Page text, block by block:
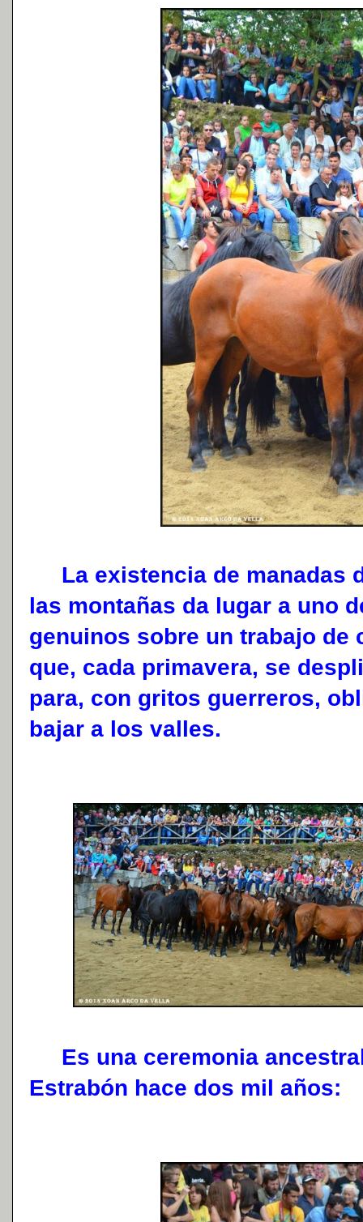
La existencia de manadas
las montañas da lugar a uno
genuinos sobre un trabajo de
que, cada primavera, se
para, con gritos guerreros,
bajar a los valles.
Es una ceremonia
Estrabón hace dos mil años: